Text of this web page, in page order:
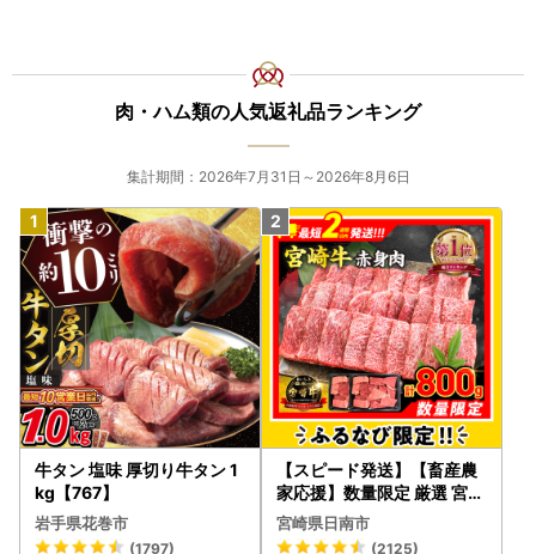
肉・ハム類の人気返礼品ランキング
集計期間：2026年7月31日～2026年8月6日
牛タン 塩味 厚切り牛タン 1
kg【767】
岩手県花巻市
(1797)
【スピード発送】【畜産農
家応援】数量限定 厳選 宮崎
牛 赤身 焼肉 計800g FN-Li
mited-PR_BDV5-26-2W
宮崎県日南市
(2125)